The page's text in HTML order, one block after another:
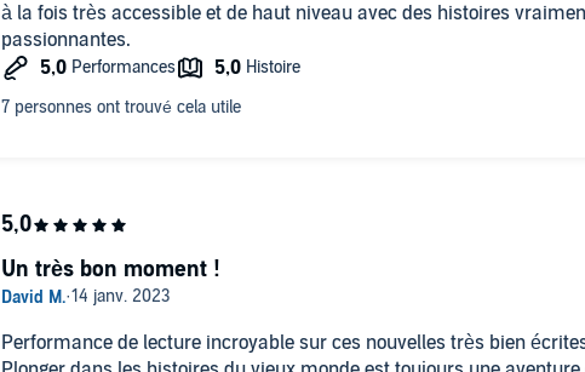
à la fois très accessible et de haut niveau avec des histoires
passionnantes.
Performance de lecture incroyable sur ces nouvelles très bien écrites.
Un très bon moment !